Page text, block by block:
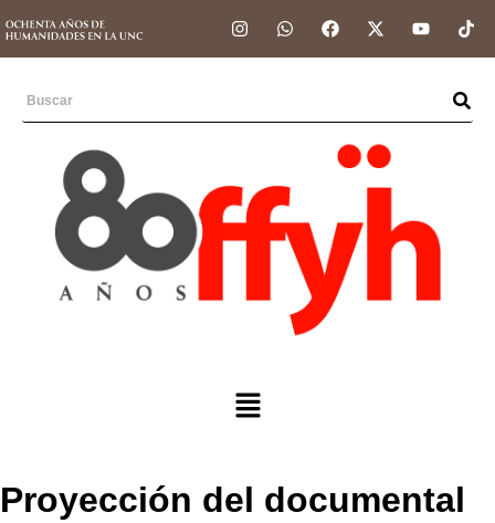
Proyección del documental